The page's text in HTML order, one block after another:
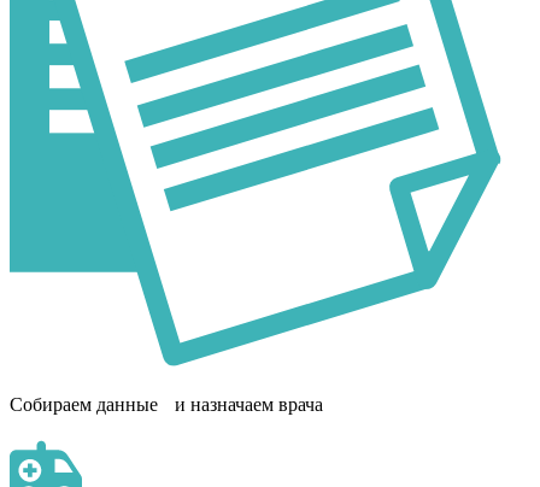
Собираем данные и назначаем врача